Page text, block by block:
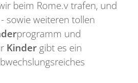
beim Rome.v trafen, und
sowie weiteren tollen
programm und
Kinder gibt es ein